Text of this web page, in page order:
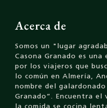
Acerca de
Somos un "lugar
Casona Granado es
por los viajeros que
lo común en Almería,
nombre del
Granado”. Encuentra el
la comida se cocina